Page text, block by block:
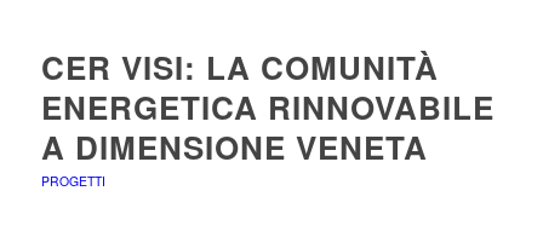
CER VISI: LA COMUNITÀ
ENERGETICA RINNOVABILE
A DIMENSIONE VENETA
PROGETTI